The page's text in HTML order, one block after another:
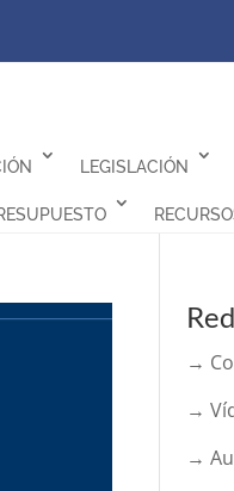
LEGISLACIÓN
→
→
→